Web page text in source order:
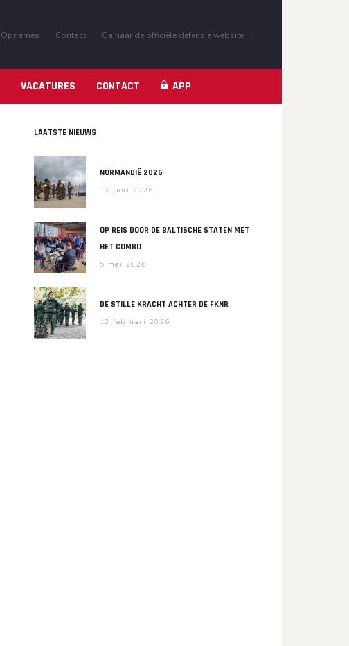
Opnames Contact Ga naar de officiële defensie website →
VACATURES CONTACT APP
LAATSTE NIEUWS
NORMANDIË 2026
10 juni 2026
OP REIS DOOR DE BALTISCHE STATEN MET
HET COMBO
5 mei 2026
DE STILLE KRACHT ACHTER DE FKNR
10 februari 2026